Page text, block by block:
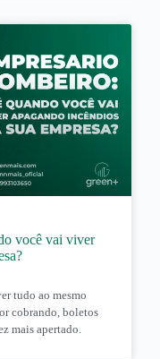
você vai viver
tudo ao mesmo
cobrando, boletos
mais apertado.